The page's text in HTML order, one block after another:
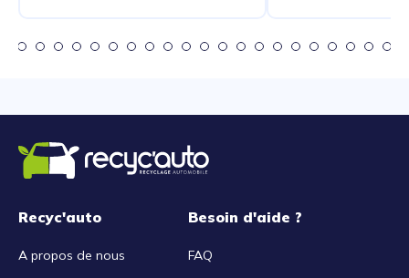
Recyc'auto
A propos de nous
Besoin d'aide ?
FAQ